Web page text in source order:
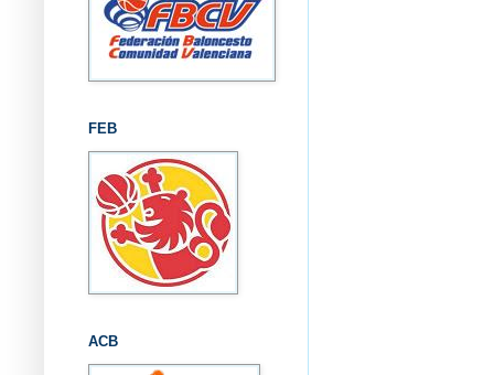
FEB
ACB